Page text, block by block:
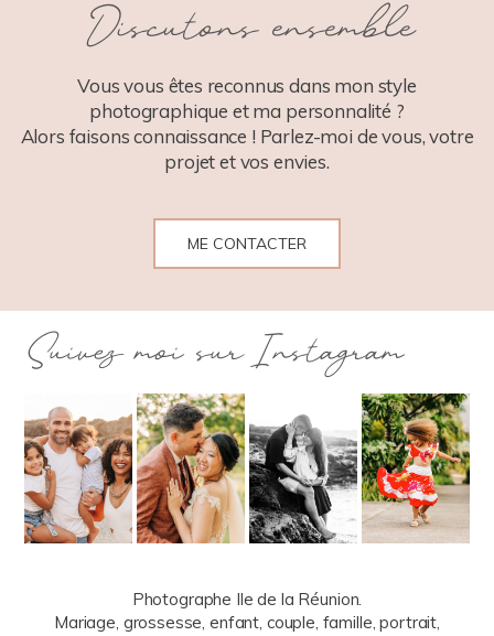
Discutons ensemble
Vous vous êtes reconnus dans mon style
photographique et ma personnalité ?
Alors faisons connaissance ! Parlez-moi de vous, votre
projet et vos envies.
ME CONTACTER
Suivez moi sur Instagram
Photographe Ile de la Réunion.
Mariage, grossesse, enfant, couple, famille, portrait,